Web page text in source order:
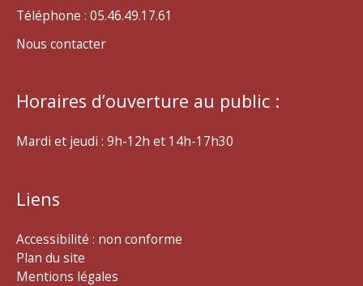
Téléphone : 05.46.49.17.61
Nous contacter
Horaires d’ouverture au public :
Mardi et jeudi : 9h-12h et 14h-17h30
Liens
Accessibilité : non conforme
Plan du site
Mentions légales